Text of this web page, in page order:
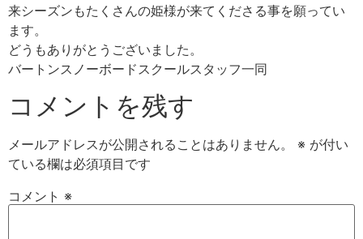
来シーズンもたくさんの姫様が来てくださる事を願ってい
ます。
どうもありがとうございました。
バートンスノーボードスクールスタッフ一同
コメントを残す
メールアドレスが公開されることはありません。 ※ が付い
ている欄は必須項目です
コメント ※